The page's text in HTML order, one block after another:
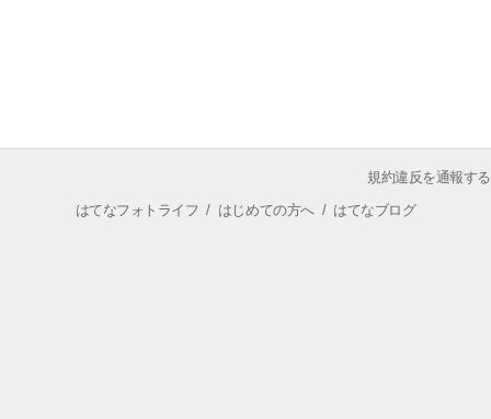
規約違反を通報する
はてなフォトライフ / はじめての方へ/ はてなブログ